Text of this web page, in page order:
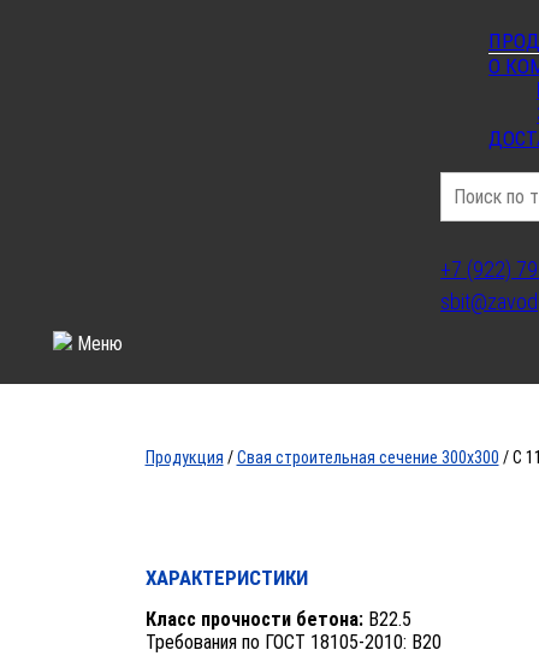
О
+7 (922)
Меню
Продукция /Свая строительная сечение 300х300 / С
ХАРАКТЕРИСТИКИ
Класс прочности бетона:B22.5
Требования по ГОСТ 18105-2010: B20